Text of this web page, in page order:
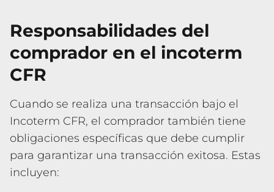
Responsabilidades del
comprador en el incoterm
CFR
Cuando se realiza una transacción bajo el
Incoterm CFR, el comprador también tiene
obligaciones específicas que debe cumplir
para garantizar una transacción exitosa. Estas
incluyen: